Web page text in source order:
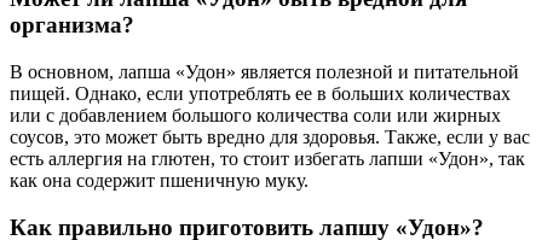
организма?
В основном, лапша «Удон» является полезной и питательной
пищей. Однако, если употреблять ее в больших количествах
или с добавлением большого количества соли или жирных
соусов, это может быть вредно для здоровья. Также, если у вас
есть аллергия на глютен, то стоит избегать лапши «Удон», так
как она содержит пшеничную муку.
Как правильно приготовить лапшу «Удон»?